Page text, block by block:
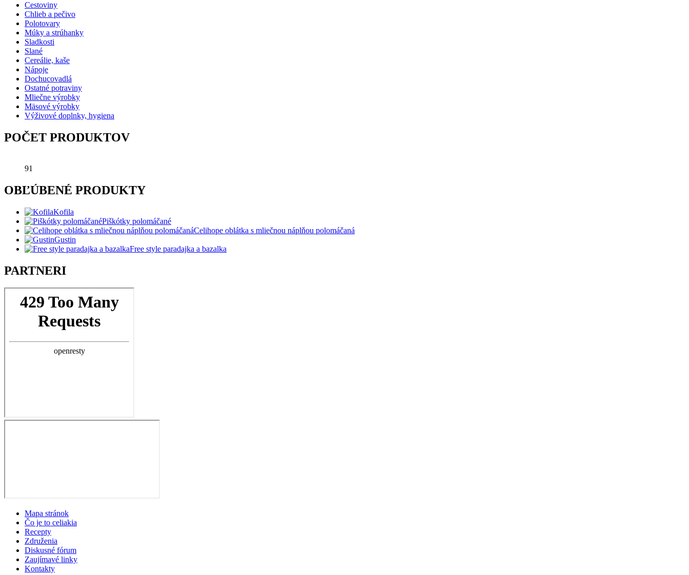
Cestoviny
Chlieb a pečivo
Polotovary
Múky a strúhanky
Sladkosti
Slané
Cereálie, kaše
Nápoje
Dochucovadlá
Ostatné potraviny
Mliečne výrobky
Mäsové výrobky
Výživové doplnky, hygiena
POČET PRODUKTOV
91
OBĽÚBENÉ PRODUKTY
Kofila
Piškótky polomáčané
Celihope oblátka s mliečnou náplňou polomáčaná
Gustin
Free style paradajka a bazalka
PARTNERI
Mapa stránok
Čo je to celiakia
Recepty
Združenia
Diskusné fórum
Zaujímavé linky
Kontakty